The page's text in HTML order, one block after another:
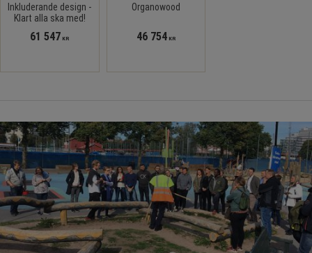
Inkluderande design -
Klart alla ska med!
61 547 KR
Organowood
46 754KR